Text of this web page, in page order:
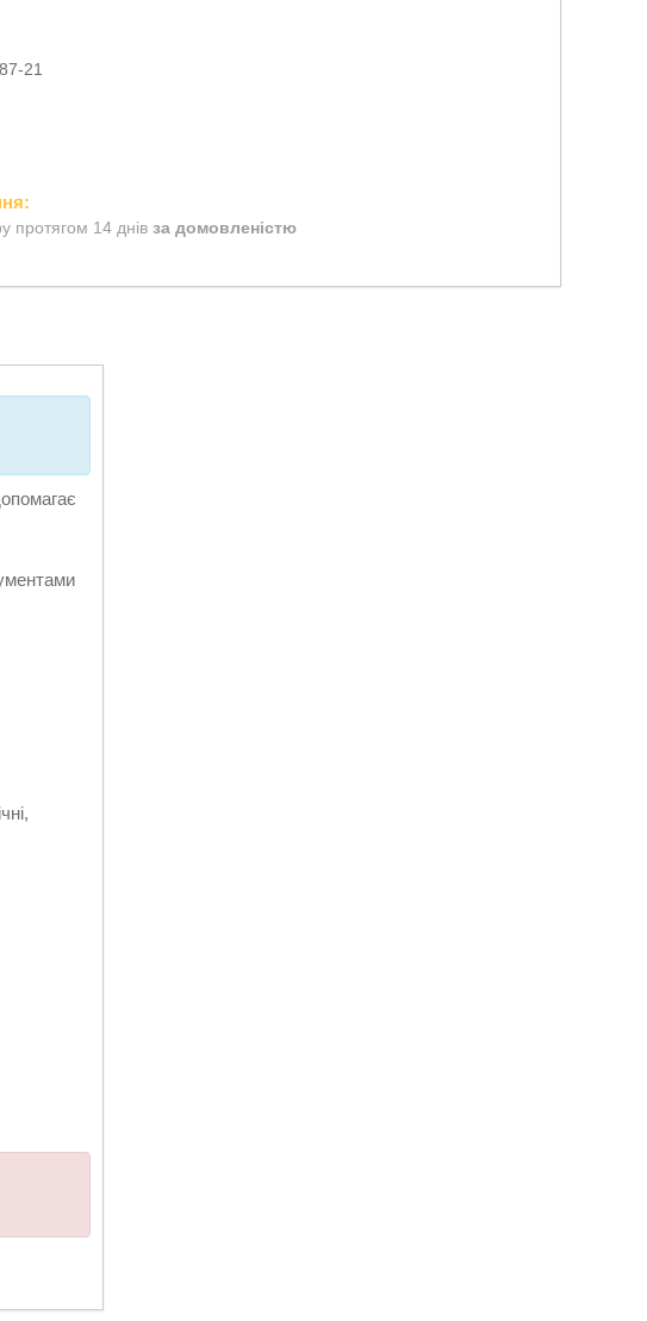
21
протягом 14 днів за домовленістю